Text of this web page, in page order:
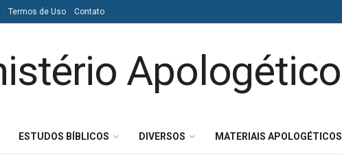
Termos de Uso Contato
ESTUDOS BÍBLICOS DIVERSOS MATERIAIS APOLOGÉTICOS